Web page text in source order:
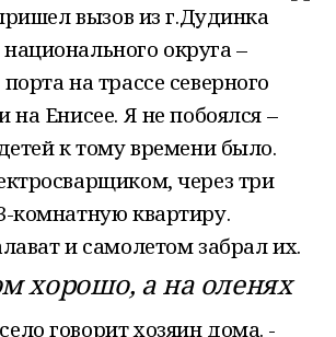
вызов из г.Дудинка
округа –
на трассе северного
на Енисее. Я не побоялся –
к тому времени было.
через три
комнатную квартиру.
и самолетом забрал их.
хорошо, а на оленях
говорит хозяин дома. -